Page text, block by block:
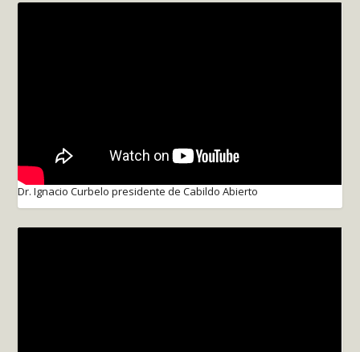
Dr. Ignacio Curbelo presidente de Cabildo Abierto